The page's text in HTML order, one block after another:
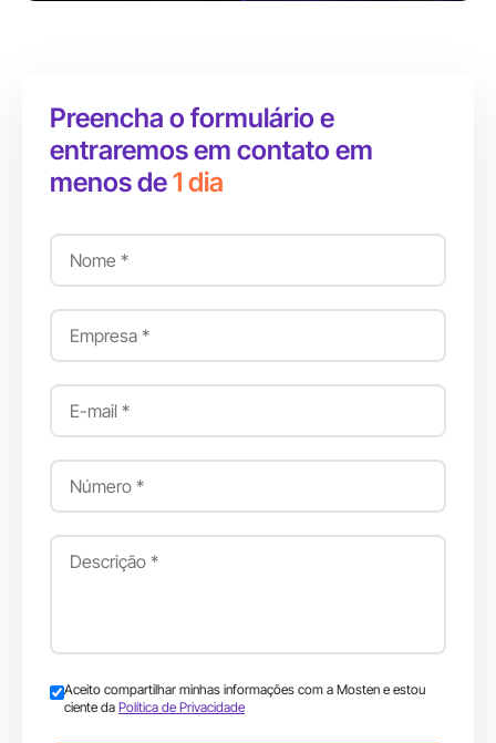
Preencha o formulário e
entraremos em contato em
menos de1 dia
Aceito compartilhar minhas informações com a Mosten e estou
ciente da Política de Privacidade